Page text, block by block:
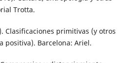
Trotta.
Clasificaciones primitivas (y otros
positiva). Barcelona: Ariel.